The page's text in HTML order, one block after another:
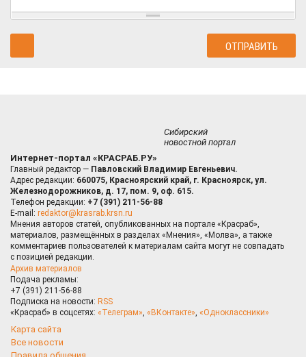
Сибирский
новостной портал
Интернет-портал «КРАСРАБ.РУ»
Главный редактор — Павловский Владимир Евгеньевич.
Адрес редакции: 660075, Красноярский край, г. Красноярск, ул.
Железнодорожников, д. 17, пом. 9, оф. 615.
Телефон редакции: +7 (391) 211-56-88
E-mail: redaktor@krasrab.krsn.ru
Мнения авторов статей, опубликованных на портале «Красраб»,
материалов, размещённых в разделах «Мнения», «Молва», а также
комментариев пользователей к материалам сайта могут не совпадать
с позицией редакции.
Архив материалов
Подача рекламы:
+7 (391) 211-56-88
Подписка на новости: RSS
«Красраб» в соцсетях: «Телеграм», «ВКонтакте», «Одноклассники»
Карта сайта
Все новости